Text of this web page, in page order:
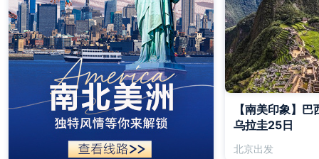
【南美印象】
乌拉圭25日
北京出发